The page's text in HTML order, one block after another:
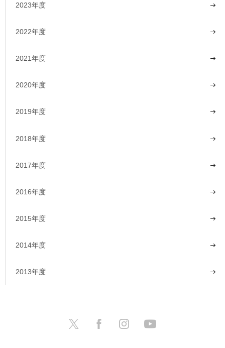
2023年度
2022年度
2021年度
2020年度
2019年度
2018年度
2017年度
2016年度
2015年度
2014年度
2013年度